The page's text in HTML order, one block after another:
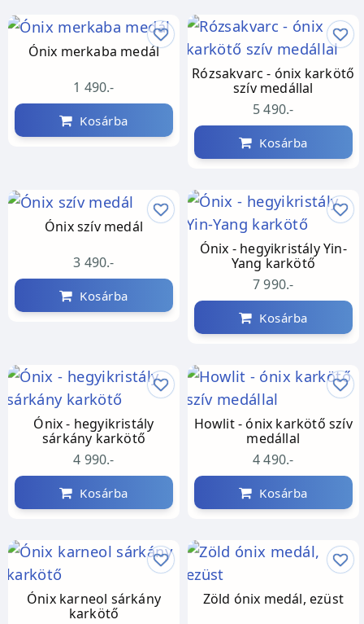
Ónix merkaba medál
1 490.-
Kosárba
Rózsakvarc - ónix karkötő
szív medállal
5 490.-
Kosárba
Ónix szív medál
3 490.-
Kosárba
Ónix - hegyikristály Yin-
Yang karkötő
7 990.-
Kosárba
Ónix - hegyikristály
sárkány karkötő
4 990.-
Kosárba
Howlit - ónix karkötő szív
medállal
4 490.-
Kosárba
Ónix karneol sárkány
karkötő
Zöld ónix medál, ezüst